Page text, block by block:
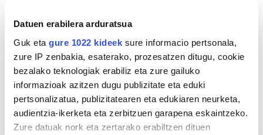
Datuen erabilera arduratsua
Guk eta gure 1022 kideek sure informacio pertsonala,
zure IP zenbakia, esaterako, prozesatzen ditugu, cookie
bezalako teknologiak erabiliz eta zure gailuko
informazioak azitzen dugu publizitate eta eduki
pertsonalizatua, publizitatearen eta edukiaren neurketa,
audientzia-ikerketa eta zerbitzuen garapena eskaintzeko.
Zure datuak nork eta zertarako erabiltzen dituen